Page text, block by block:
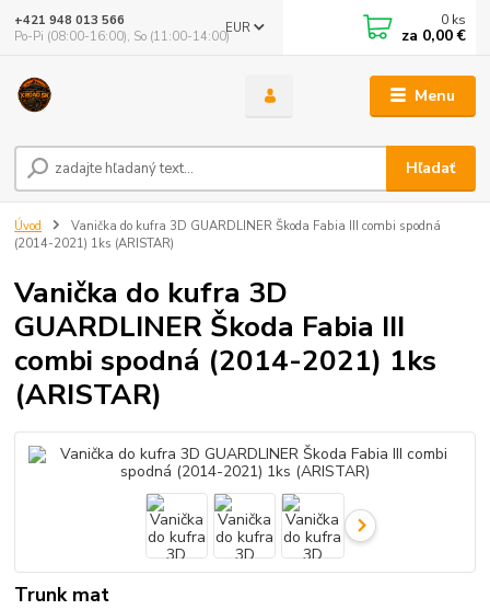
Menu
EUR
Hľadať
+421 948 013 566
Po-Pi (08:00-16:00), So (11:00-14:00)
0 ks
za 0,00 €
Úvod
Vanička do kufra 3D GUARDLINER Škoda Fabia III combi spodná
(2014-2021) 1ks (ARISTAR)
Vanička do kufra 3D
GUARDLINER Škoda Fabia III
combi spodná (2014-2021) 1ks
(ARISTAR)
Trunk mat